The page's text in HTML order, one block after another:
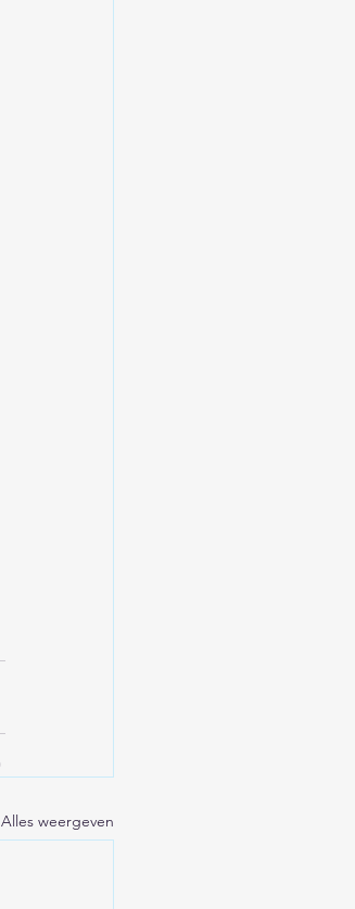
Alles weergeven